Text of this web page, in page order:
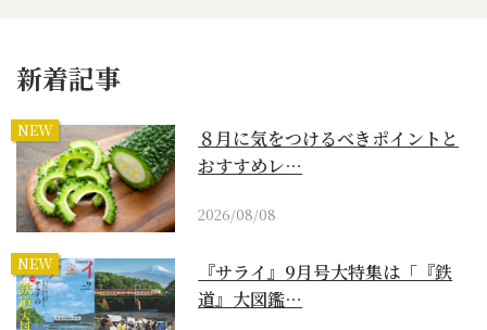
新着記事
NEW
８月に気をつけるべきポイントと
おすすめレ…
2026/08/08
NEW
『サライ』9月号大特集は「『鉄
道』大図鑑…